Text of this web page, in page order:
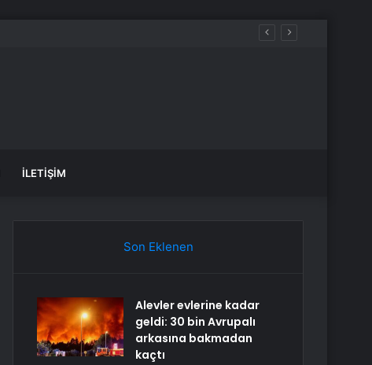
İLETIŞIM
Son Eklenen
Alevler evlerine kadar
geldi: 30 bin Avrupalı
arkasına bakmadan
kaçtı